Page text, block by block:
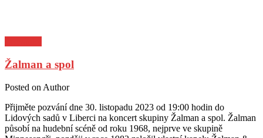
Žalman a spol
Posted on Author
Přijměte pozvání dne 30. listopadu 2023 od 19:00 hodin do
Lidových sadů v Liberci na koncert skupiny Žalman a spol. Žalman
působí na hudební scéně od roku 1968, nejprve ve skupině